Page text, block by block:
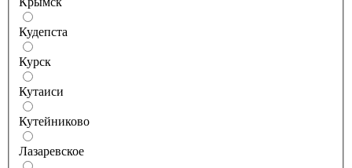
Кудепста
Курск
Кутаиси
Кутейниково
Лазаревское